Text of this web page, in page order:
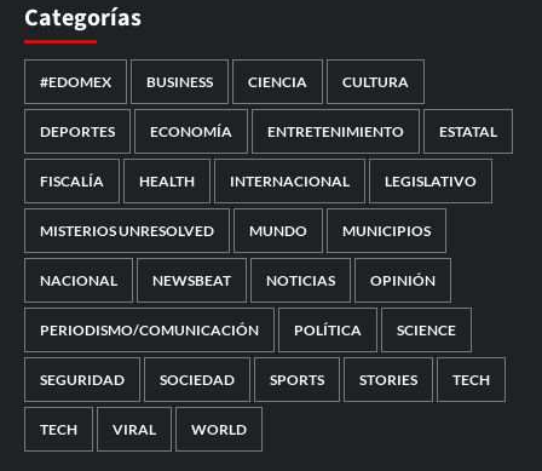
Categorías
#EDOMEX BUSINESS CIENCIA CULTURA
DEPORTES ECONOMÍA ENTRETENIMIENTO ESTATAL
FISCALÍA HEALTH INTERNACIONAL LEGISLATIVO
MISTERIOS UNRESOLVED MUNDO MUNICIPIOS
NACIONAL NEWSBEAT NOTICIAS OPINIÓN
PERIODISMO/COMUNICACIÓN POLÍTICA SCIENCE
SEGURIDAD SOCIEDAD SPORTS STORIES TECH
TECH VIRAL WORLD